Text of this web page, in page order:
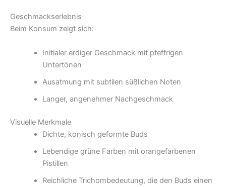
Geschmackserlebnis
Beim Konsum zeigt sich:
Initialer erdiger Geschmack mit pfeffrigen
Untertönen
Ausatmung mit subtilen süßlichen Noten
Langer, angenehmer Nachgeschmack
Visuelle Merkmale
Dichte, konisch geformte Buds
Lebendige grüne Farben mit orangefarbenen
Pistillen
Reichliche Trichombedeutung, die den Buds einen